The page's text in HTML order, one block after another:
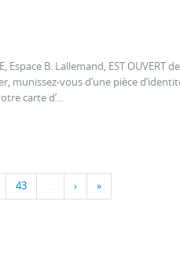
Espace B. Lallemand, EST OUVERT de
munissez-vous d’une pièce
carte d’...
43 … › »